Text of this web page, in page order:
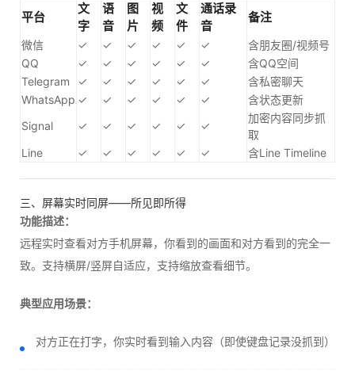
平台
文
字
语
音
图
片
视
频
文
件
通话录
音
备注
微信 ✓ ✓ ✓ ✓ ✓ ✓
含朋友圈/视频号
QQ
✓ ✓ ✓ ✓ ✓ ✓
含QQ空间
Telegram
✓ ✓ ✓ ✓ ✓ ✓
含私密聊天
WhatsApp ✓ ✓ ✓ ✓ ✓ ✓
含状态更新
Signal
✓ ✓ ✓ ✓ ✓ ✓
加密内容同步抓
取
Line
✓ ✓ ✓ ✓ ✓ ✓ 含Line Timeline
三、屏幕实时同屏——所见即所得
功能描述：
远程实时查看对方手机屏幕，你看到的画面和对方看到的完全一
致。支持横屏/竖屏自适应，支持缩放查看细节。
典型应用场景：
对方正在打字，你实时看到输入内容（即使键盘记录没抓到）